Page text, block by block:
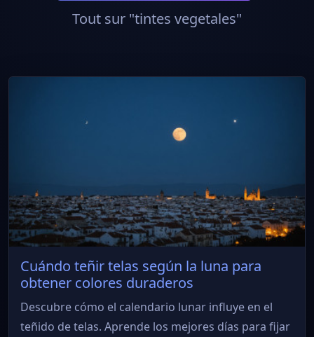
Tout sur "tintes vegetales"
Cuándo teñir telas según la luna para
obtener colores duraderos
Descubre cómo el calendario lunar influye en el
teñido de telas. Aprende los mejores días para fijar